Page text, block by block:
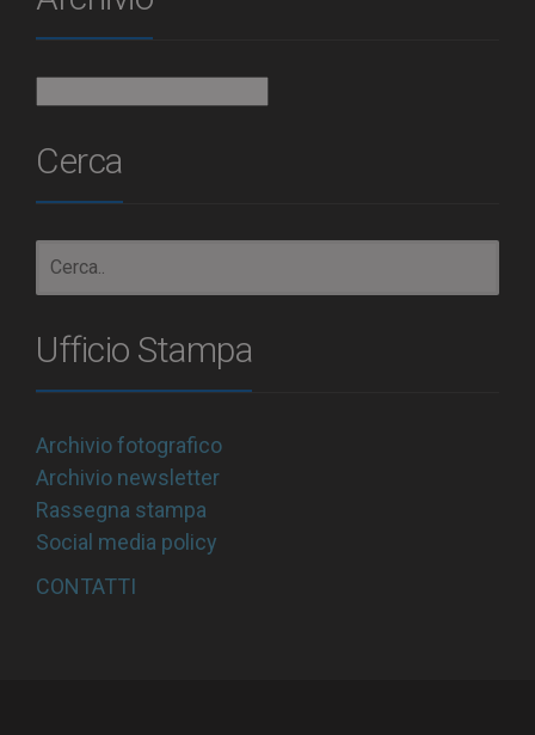
Cerca
Ufficio Stampa
Archivio fotografico
Archivio newsletter
Rassegna stampa
Social media policy
CONTATTI